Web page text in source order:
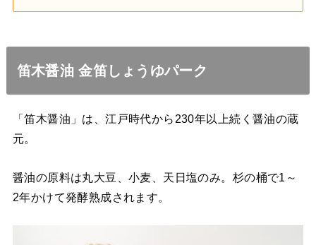
笛木醤油 金笛しょうゆパーク
「笛木醤油」は、江戸時代から230年以上続く醤油の蔵
元。
醤油の原料は丸大豆、小麦、天日塩のみ。杉の桶で1～
2年かけて発酵熟成されます。